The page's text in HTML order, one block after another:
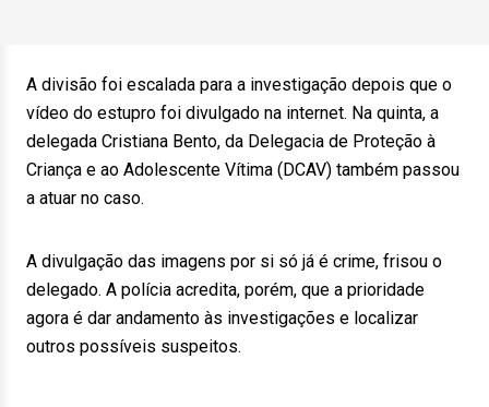
A divisão foi escalada para a investigação depois que o
vídeo do estupro foi divulgado na internet. Na quinta, a
delegada Cristiana Bento, da Delegacia de Proteção à
Criança e ao Adolescente Vítima (DCAV) também passou
a atuar no caso.
A divulgação das imagens por si só já é crime, frisou o
delegado. A polícia acredita, porém, que a prioridade
agora é dar andamento às investigações e localizar
outros possíveis suspeitos.